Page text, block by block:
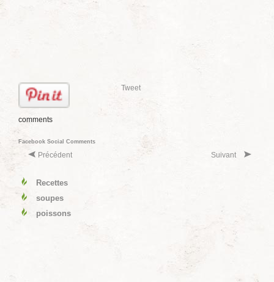
Tweet
comments
Facebook Social Comments
Précédent Suivant
Recettes
soupes
poissons